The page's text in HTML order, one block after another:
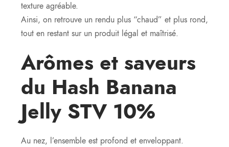
texture agréable.
Ainsi, on retrouve un rendu plus “chaud” et plus rond,
tout en restant sur un produit légal et maîtrisé.
Arômes et saveurs
du Hash Banana
Jelly STV 10%
Au nez, l’ensemble est profond et enveloppant.